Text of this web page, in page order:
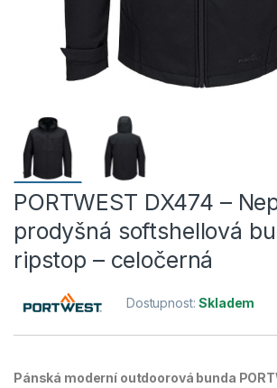
PORTWEST DX474 –
prodyšná softshellová
ripstop – celočerná
Dostupnost:Skladem
Pánská moderní outdoorová bunda